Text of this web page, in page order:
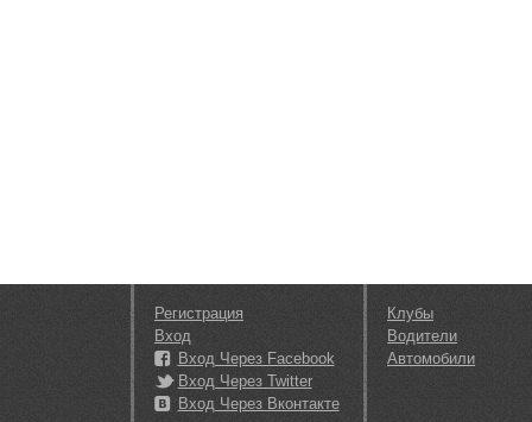
Регистрация
Вход
Вход Через Facebook
Вход Через Twitter
Вход Через Вконтакте
Клубы
Водители
Автомобили